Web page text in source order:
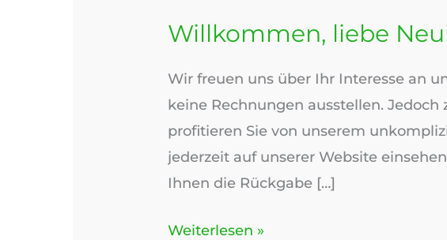
Willkommen, liebe
Wir freuen uns über Ihr Interesse an
keine Rechnungen ausstellen.
profitieren Sie von unserem
jederzeit auf unserer Website
Ihnen die Rückgabe […]
Willkommen,
Weiterlesen »